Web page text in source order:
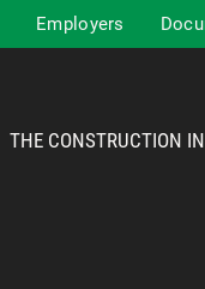
Employers
THE CONSTRUCTION